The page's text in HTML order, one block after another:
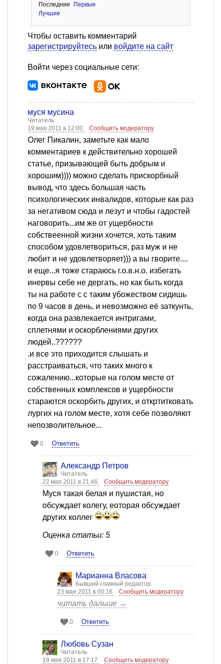
Последние
Первые
Лучшие
Чтобы оставить комментарий
зарегистрируйтесь или войдите на сайт
Войти через социальные сети:
муся мусина
Читатель
19 мая 2011 в 12:00
Сообщить модератору
Олег Пикалин, заметьте как мало
комментариев к действительно хорошей
статье, призывающей быть добрым и
хорошим)))) можно сделать прискорбный
вывод, что здесь большая часть
психологических инвалидов, которые как раз
за негативом сюда и лезут и чтобы гадостей
наговорить...им же от ущербности
собствеенной жизни хочется, хоть таким
способом удовлетвориться, раз муж и не
любит и не удовлетворяет))) а вы гворите....
и еще...я тоже стараюсь г.о.в.н.о. избегать
инервы себе не дергать, но как быть когда
ты на работе с с таким убожеством сидишь
по 9 часов в день, и невозможно её заткунть,
когда она развлекается интригами,
сплетнями и оскорблениями других
людей..??????
.и все это приходится слышать и
расстраиваться, что таких много к
сожалению...которые на голом месте от
собственных комплексов и ущербности
стараются оскорбить других, и откртитковать
лургих на голом месте, хотя себе позволяют
непозволительное...
0 Ответить
Александр Петров
Читатель
22 мая 2011 в 21:46
Сообщить модератору
Муся такая белая и пушистая, но
обсуждает колегу, еоторая обсуждает
других коллег
Оценка статьи: 5
0 Ответить
Марианна Власова
Бывший главный редактор
23 мая 2011 в 00:16
Сообщить модератору
читать дальше →
0 Ответить
Любовь Сузан
Читатель
19 мая 2011 в 17:17
Сообщить модератору